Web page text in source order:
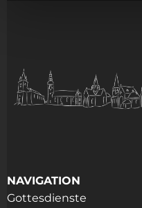
NAVIGATION
Gottesdienste